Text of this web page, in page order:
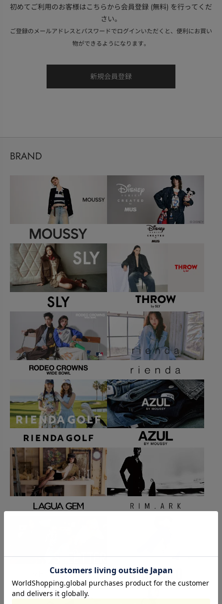
初めてご利用のお客様はこちらから会員登録 (無料) を行ってくだ
さい。
ご登録のメールアドレスとパスワードでログインいただくと、便利にお買い
物ができるようになります。
BRAND